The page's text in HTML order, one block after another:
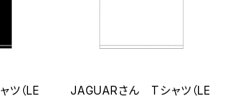
（LE
JAGUARさん Tシャツ（LE